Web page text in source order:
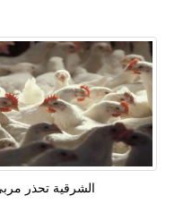
الشرقية تحذر